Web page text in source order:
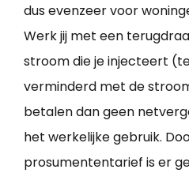
dus evenzeer voor
Werk jij met een
stroom die je injecteert
verminderd met de
betalen dan geen
het werkelijke gebruik.
prosumententarief is er